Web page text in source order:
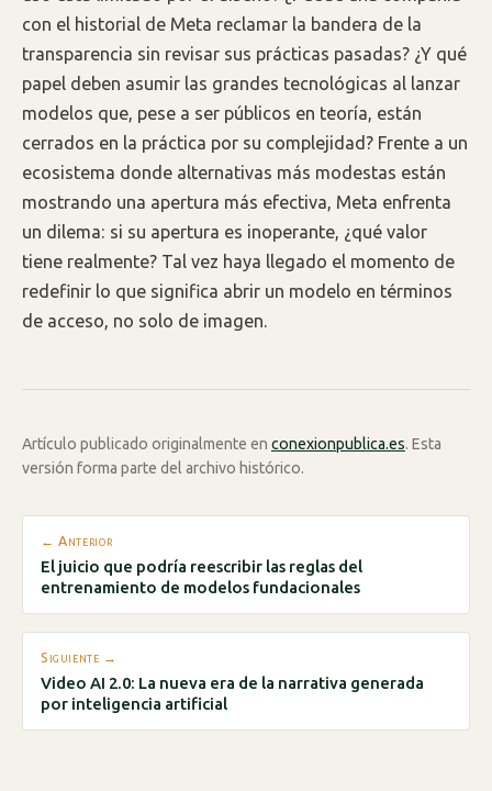
con el historial de Meta reclamar la bandera de la
transparencia sin revisar sus prácticas pasadas? ¿Y qué
papel deben asumir las grandes tecnológicas al lanzar
modelos que, pese a ser públicos en teoría, están
cerrados en la práctica por su complejidad? Frente a un
ecosistema donde alternativas más modestas están
mostrando una apertura más efectiva, Meta enfrenta
un dilema: si su apertura es inoperante, ¿qué valor
tiene realmente? Tal vez haya llegado el momento de
redefinir lo que significa abrir un modelo en términos
de acceso, no solo de imagen.
Artículo publicado originalmente en conexionpublica.es. Esta
versión forma parte del archivo histórico.
← Anterior
El juicio que podría reescribir las reglas del
entrenamiento de modelos fundacionales
Siguiente →
Video AI 2.0: La nueva era de la narrativa generada
por inteligencia artificial